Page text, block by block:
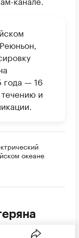
года — 16
и
океане